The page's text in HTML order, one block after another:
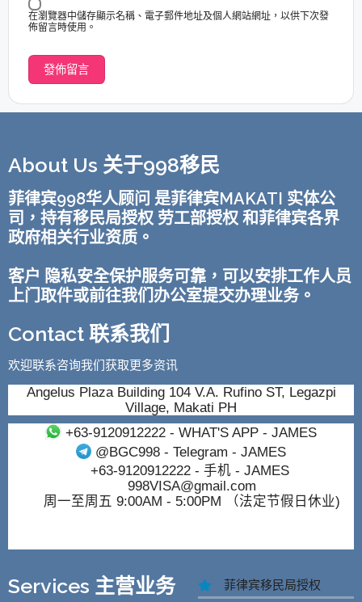
在瀏覽器中儲存顯示名稱、電子郵件地址及個人網站網址，以供下次發
佈留言時使用。
About Us 关于998移民
菲律宾998华人顾问 是菲律宾MAKATI 实体公
司，持有移民局授权 劳工部授权 和菲律宾各界
政府相关行业资质。
客户 隐私安全保护服务可靠，可以安排工作人员
上门取件或前往我们办公室提交办理业务。
Contact 联系我们
欢迎联系咨询我们获取更多资讯
Angelus Plaza Building 104 V.A. Rufino ST, Legazpi
Village, Makati PH
+63-9120912222- WHAT'S APP - JAMES
@BGC998 - Telegram - JAMES
+63-9120912222- 手机 - JAMES
998VISA@gmail.com
周一至周五 9:00AM - 5:00PM （法定节假日休业)
Services 主营业务
菲律宾移民局授权